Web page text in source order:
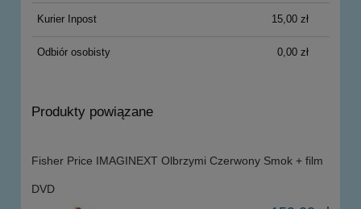
Kurier Inpost 15,00 zł
Odbiór osobisty 0,00 zł
Produkty powiązane
Fisher Price IMAGINEXT Olbrzymi Czerwony Smok + film
DVD